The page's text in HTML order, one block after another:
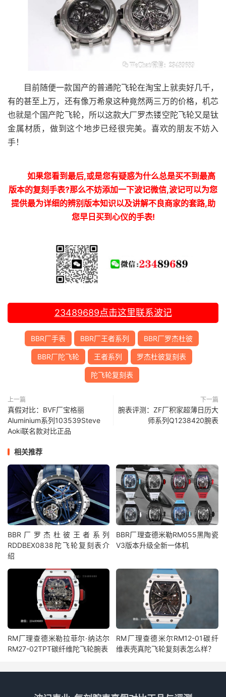
目前随便一款国产的普通陀飞轮在淘宝上就卖好几千，
有的甚至上万，还有像万希泉这种竟然两三万的价格，机芯
也就是个国产陀飞轮，所以这款大厂罗杰镂空陀飞轮又是钛
金属材质，做到这个地步已经很完美。喜欢的朋友不妨入
手！
如果您看到最后,或是您有疑惑为什么总是买不到最高
版本的复刻手表?那么不妨添加一下波记微信,波记可以为您
提供最为详细的辨别版本知识以及讲解不良商家的套路,助
您早日买到心仪的手表!
23489689点击这里联系波记
BBR厂手表 BBR厂王者系列 BBR厂罗杰杜彼
BBR厂陀飞轮 王者系列 罗杰杜彼复刻表
陀飞轮复刻表
上一篇
真假对比：BVF厂宝格丽
Aluminium系列103539Steve
Aoki联名款对比正品
下一篇
腕表评测：ZF厂积家超薄日历大
师系列Q1238420腕表
相关推荐
BBR厂罗杰杜彼王者系列
RDDBEX0838陀飞轮复刻表介
绍
BBR厂理查德米勒RM055黑陶瓷
V3版本升级全新一体机
RM厂理查德米勒拉菲尔·纳达尔
RM27-02TPT碳纤维陀飞轮腕表
RM厂理查德米尔RM12-01碳纤
维表壳真陀飞轮复刻表怎么样？